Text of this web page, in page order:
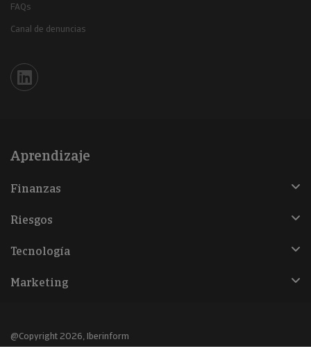
FAQs
Canal de denuncias
Iberinform en Linkedin
Aprendizaje
Finanzas
Riesgos
Tecnología
Marketing
@Copyright 2026, Iberinform